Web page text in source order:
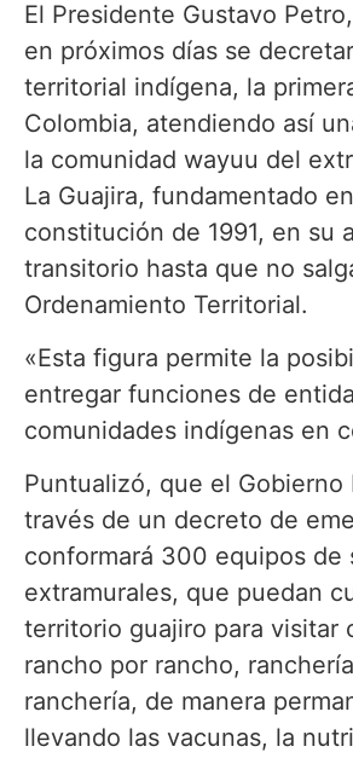
El Presidente Gustavo
en próximos días se
territorial indígena, la
Colombia, atendiendo así
la comunidad wayuu del
La Guajira, fundamentado
constitución de 1991, en su
transitorio hasta que no
Ordenamiento Territorial.
«Esta figura permite la
entregar funciones de
comunidades indígenas en
Puntualizó, que el Gobierno
través de un decreto de
conformará 300 equipos de
extramurales, que puedan
territorio guajiro para visitar
rancho por rancho,
ranchería, de manera
llevando las vacunas, la